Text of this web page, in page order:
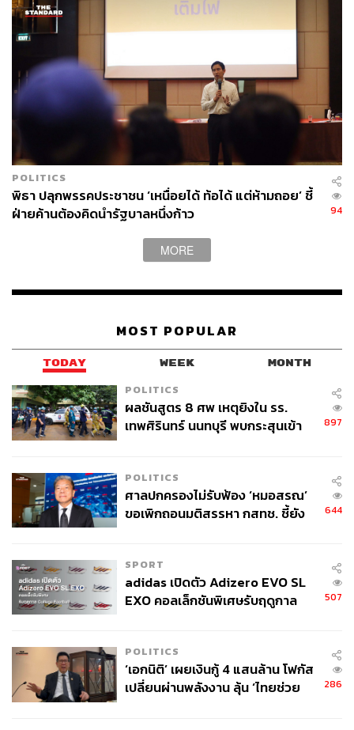
POLITICS
พิธา ปลุกพรรคประชาชน ‘เหนื่อยได้ ท้อได้ แต่ห้ามถอย’ ชี้
ฝ่ายค้านต้องคิดนำรัฐบาลหนึ่งก้าว
94
MORE
MOST POPULAR
TODAY WEEK MONTH
POLITICS
ผลชันสูตร 8 ศพ เหตุยิงใน รร.
เทพศิรินทร์ นนทบุรี พบกระสุนเข้า
897
POLITICS
ศาลปกครองไม่รับฟ้อง ‘หมอสรณ’
ขอเพิกถอนมติสรรหา กสทช. ชี้ยัง
644
SPORT
adidas เปิดตัว Adizero EVO SL
EXO คอลเล็กชันพิเศษรับฤดูกาล
507
POLITICS
‘เอกนิติ’ เผยเงินกู้ 4 แสนล้าน โฟกัส
เปลี่ยนผ่านพลังงาน ลุ้น ‘ไทยช่วย
286